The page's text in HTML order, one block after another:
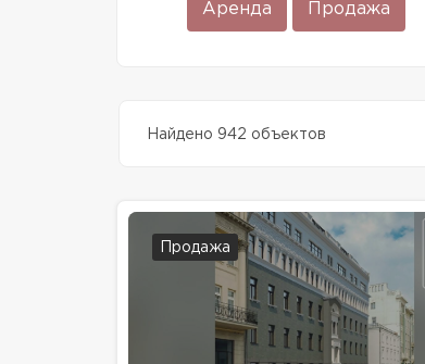
Аренда Продажа
Найдено 942 объектов
Продажа